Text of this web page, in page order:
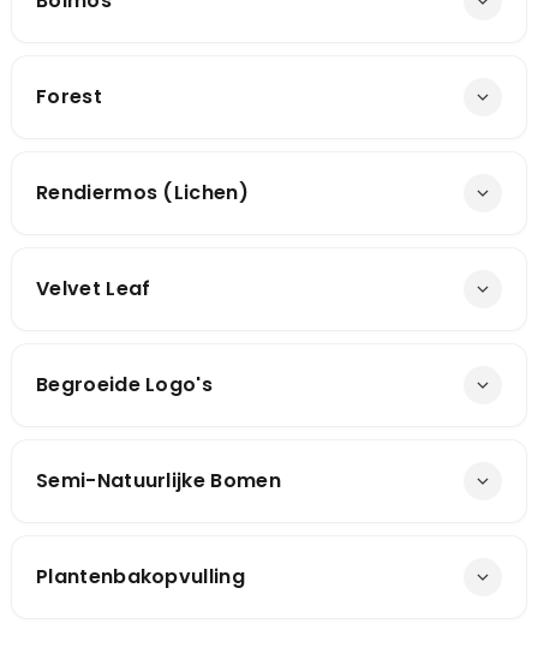
Forest
Rendiermos (Lichen)
Velvet Leaf
Begroeide Logo's
Semi-Natuurlijke Bomen
Plantenbakopvulling